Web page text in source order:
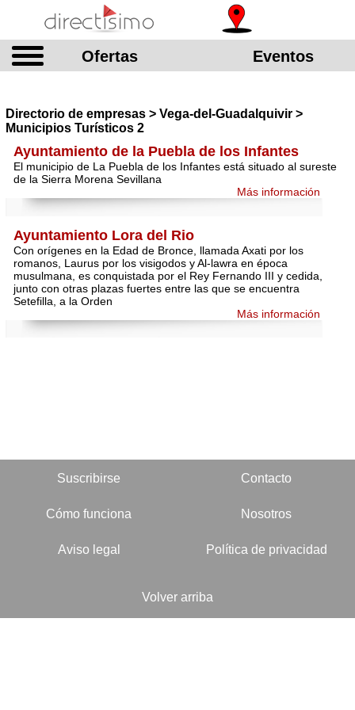
Ofertas Eventos
Directorio de empresas > Vega-del-Guadalquivir >
Municipios Turísticos 2
Ayuntamiento de la Puebla de los Infantes
El municipio de La Puebla de los Infantes está situado al sureste
de la Sierra Morena Sevillana
Más información
Ayuntamiento Lora del Rio
Con orígenes en la Edad de Bronce, llamada Axati por los
romanos, Laurus por los visigodos y Al-lawra en época
musulmana, es conquistada por el Rey Fernando III y cedida,
junto con otras plazas fuertes entre las que se encuentra
Setefilla, a la Orden
Más información
Suscribirse Contacto
Cómo funciona Nosotros
Aviso legal Política de privacidad
Volver arriba